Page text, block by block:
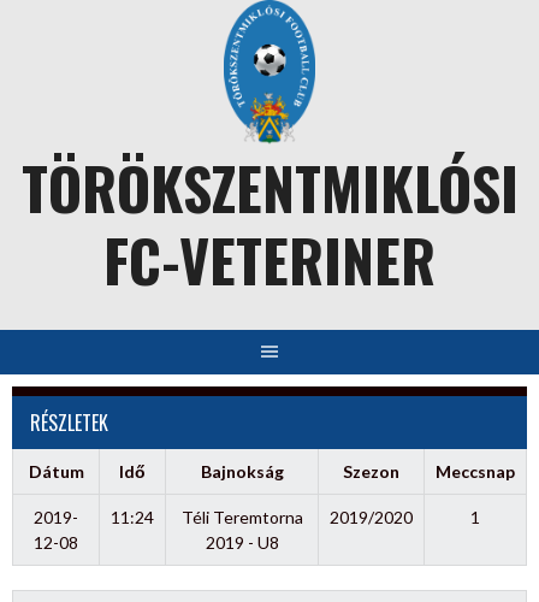
TÖRÖKSZENTMIKLÓSI
FC-VETERINER
RÉSZLETEK
Dátum Idő Bajnokság Szezon Meccsnap
2019-
12-08
11:24
Téli Teremtorna
2019 - U8
2019/2020 1